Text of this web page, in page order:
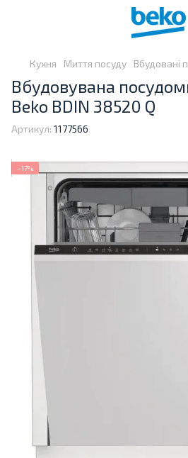
Кухня Миття посуду Вбудовані
Вбудовувана
Beko BDIN 38520 Q
Артикул: 1177566
−17%